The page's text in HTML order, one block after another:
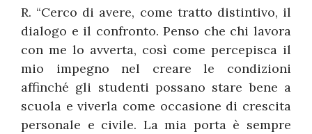
R. “Cerco di avere, come tratto distintivo, il
dialogo e il confronto. Penso che chi lavora
con me lo avverta, così come percepisca il
mio impegno nel creare le condizioni
affinché gli studenti possano stare bene a
scuola e viverla come occasione di crescita
personale e civile. La mia porta è sempre